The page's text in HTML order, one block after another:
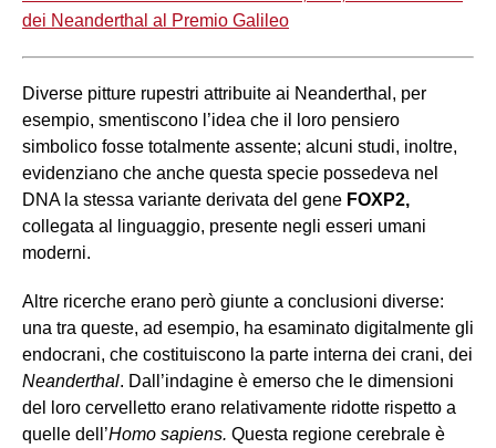
dei Neanderthal al Premio Galileo
Diverse pitture rupestri attribuite ai Neanderthal, per
esempio, smentiscono l’idea che il loro pensiero
simbolico fosse totalmente assente; alcuni studi, inoltre,
evidenziano che anche questa specie possedeva nel
DNA la stessa variante derivata del gene FOXP2,
collegata al linguaggio, presente negli esseri umani
moderni.
Altre ricerche erano però giunte a conclusioni diverse:
una tra queste, ad esempio, ha esaminato digitalmente gli
endocrani, che costituiscono la parte interna dei crani, dei
Neanderthal. Dall’indagine è emerso che le dimensioni
del loro cervelletto erano relativamente ridotte rispetto a
quelle dell’Homo sapiens. Questa regione cerebrale è